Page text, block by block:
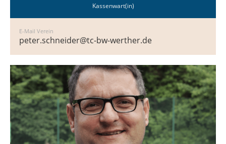
Kassenwart(in)
E-Mail Verein
peter.schneider@tc-bw-werther.de